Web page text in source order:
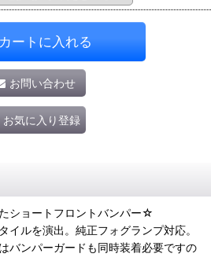
カートに入れる
お問い合わせ
お気に入り登録
ショートフロントバンパー☆
イルを演出。純正フォグランプ対応。
バンパーガードも同時装着必要ですの